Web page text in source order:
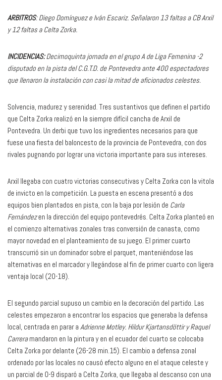
ARBITROS: Diego Domínguez e Iván Escariz. Señalaron 13 faltas a CB Arxil
y 12 faltas a Celta Zorka.
INCIDENCIAS:Decimoquinta jornada en el grupo A de Liga Femenina -2
disputado en la pista del C.G.T.D. de Pontevedra ante 400 espectadores
que llenaron la instalación con casi la mitad de aficionados celestes.
Solvencia, madurez y serenidad. Tres sustantivos que definen el partido
que Celta Zorka realizó en la siempre difícil cancha de Arxil de
Pontevedra. Un derbi que tuvo los ingredientes necesarios para que
fuese una fiesta del baloncesto de la provincia de Pontevedra, con dos
rivales pugnando por lograr una victoria importante para sus intereses.
Arxil llegaba con cuatro victorias consecutivas y Celta Zorka con la vitola
de invicto en la competición. La puesta en escena presentó a dos
equipos bien plantados en pista, con la baja por lesión de Carla
Fernándezen la dirección del equipo pontevedrés. Celta Zorka planteó en
el comienzo alternativas zonales tras conversión de canasta, como
mayor novedad en el planteamiento de su juego. El primer cuarto
transcurrió sin un dominador sobre el parquet, manteniéndose las
alternativas en el marcador y llegándose al fin de primer cuarto con ligera
ventaja local (20-18).
El segundo parcial supuso un cambio en la decoración del partido. Las
celestes empezaron a encontrar los espacios que generaba la defensa
local, centrada en parar a Adrienne Motley. Hildur Kjartansdöttir y Raquel
Carreramandaron en la pintura y en el ecuador del cuarto se colocaba
Celta Zorka por delante (26-28 min.15). El cambio a defensa zonal
ordenado por las locales no causó efecto alguno en el ataque celeste y
un parcial de 0-9 disparó a Celta Zorka, que llegaba al descanso con una